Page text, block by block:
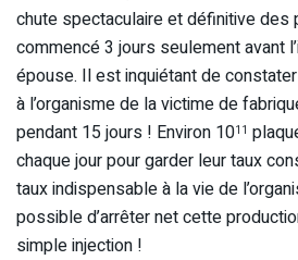
chute spectaculaire et définitive des
commencé 3 jours seulement avant
épouse. Il est inquiétant de
à l’organisme de la victime de
pendant 15 jours ! Environ 1011
chaque jour pour garder leur taux
taux indispensable à la vie de
possible d’arrêter net cette
simple injection !